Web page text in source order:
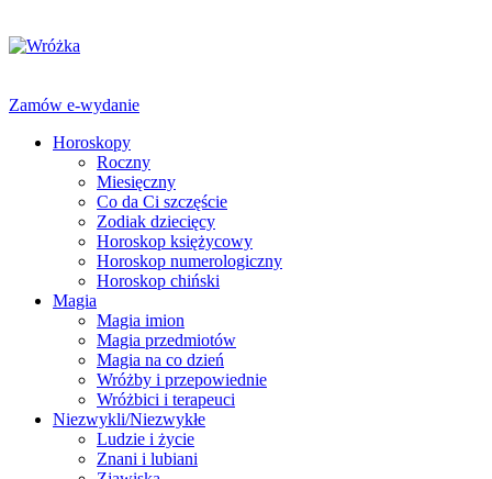
Zamów e-wydanie
Horoskopy
Roczny
Miesięczny
Co da Ci szczęście
Zodiak dziecięcy
Horoskop księżycowy
Horoskop numerologiczny
Horoskop chiński
Magia
Magia imion
Magia przedmiotów
Magia na co dzień
Wróżby i przepowiednie
Wróżbici i terapeuci
Niezwykli/Niezwykłe
Ludzie i życie
Znani i lubiani